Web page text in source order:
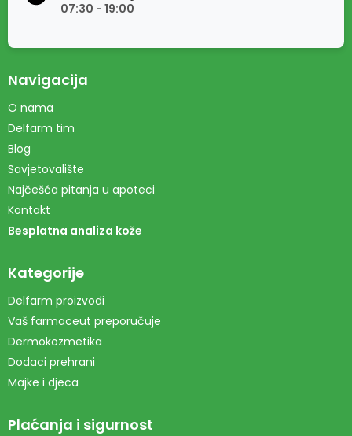
07:30 - 19:00
Navigacija
O nama
Delfarm tim
Blog
Savjetovalište
Najčešća pitanja u apoteci
Kontakt
Besplatna analiza kože
Kategorije
Delfarm proizvodi
Vaš farmaceut preporučuje
Dermokozmetika
Dodaci prehrani
Majke i djeca
Plaćanja i sigurnost